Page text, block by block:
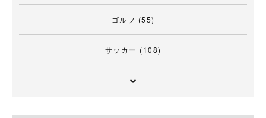
ゴルフ (55)
サッカー (108)